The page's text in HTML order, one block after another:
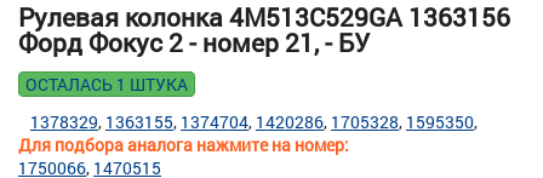
Рулевая колонка 4M513C529GA 1363156
Форд Фокус 2 - номер 21, - БУ
ОСТАЛАСЬ 1 ШТУКА
Для подбора аналога нажмите на номер:
1378329 1363155 1374704 1420286 1705328 1595350
1750066 1470515